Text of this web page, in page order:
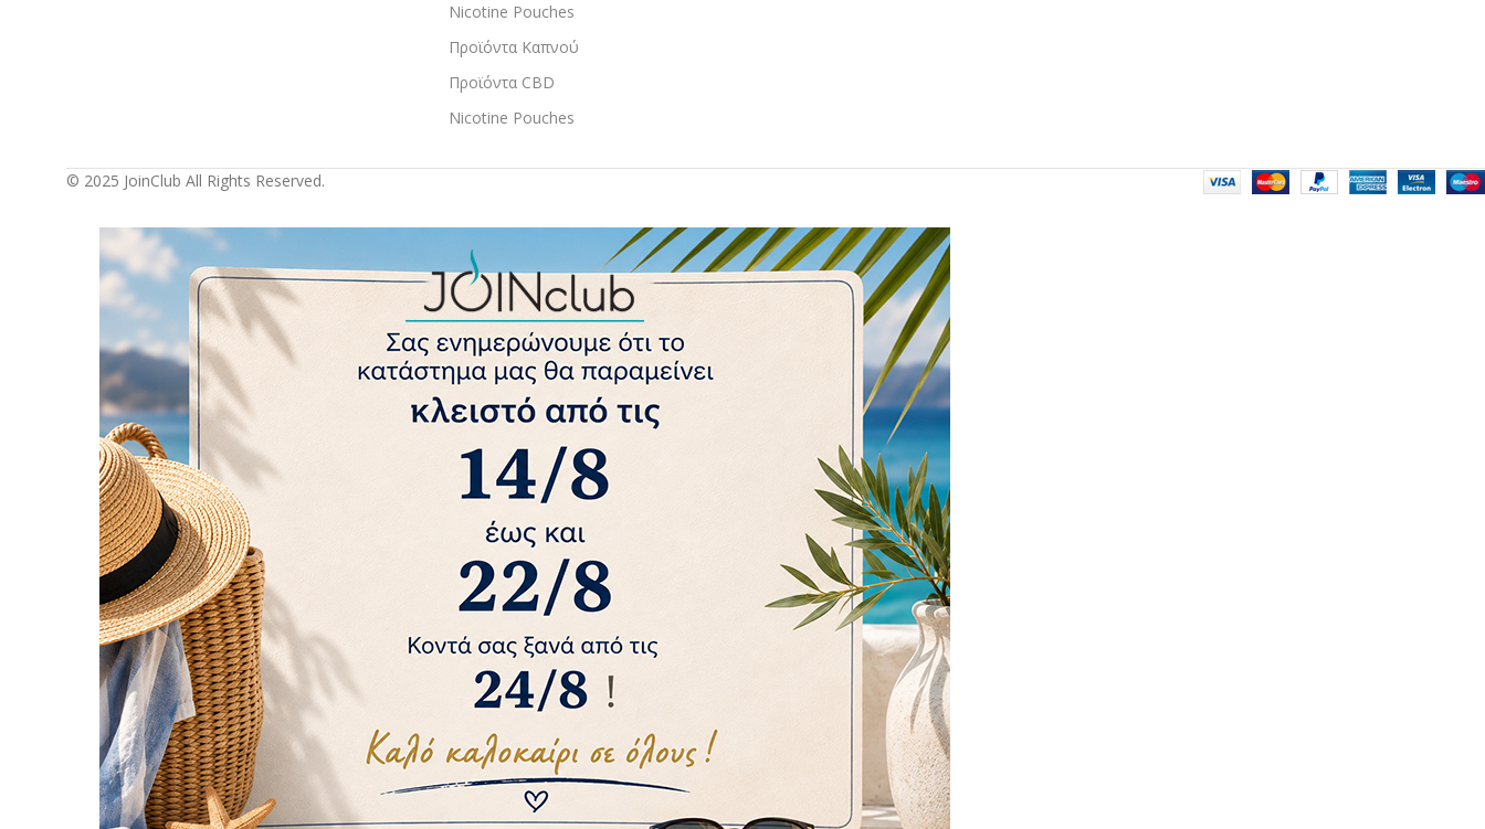
Nicotine Pouches
Προϊόντα Καπνού
Προϊόντα CBD
Nicotine Pouches
© 2025 JoinClub All Rights Reserved.